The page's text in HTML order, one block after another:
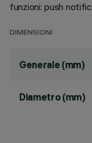
funzioni: push
DIMENSIONI
Generale (mm)
Diametro (mm)